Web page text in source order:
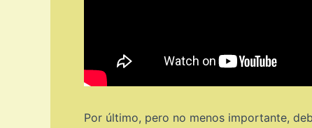
Por último, pero no menos importante,